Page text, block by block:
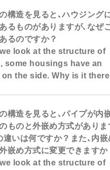
構造を見ると､ハウジング
るものがありますが､なぜこ
るのですか？
look at the structure of
some housings have an
the side. Why is it
構造を見ると､パイプが内
ものと外嵌め方式がありま
違いは何ですか？また､内嵌
嵌め方式に変更できますか
look at the structure of